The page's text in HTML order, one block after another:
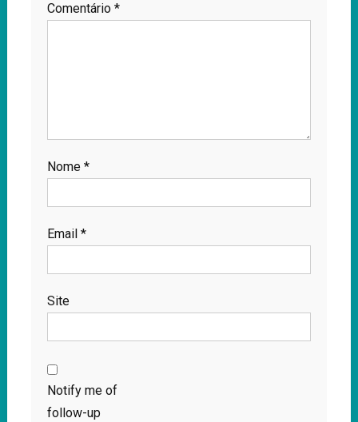
Comentário *
Nome *
Email *
Site
Notify me of
follow-up